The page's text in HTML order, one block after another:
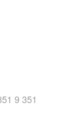
9 351